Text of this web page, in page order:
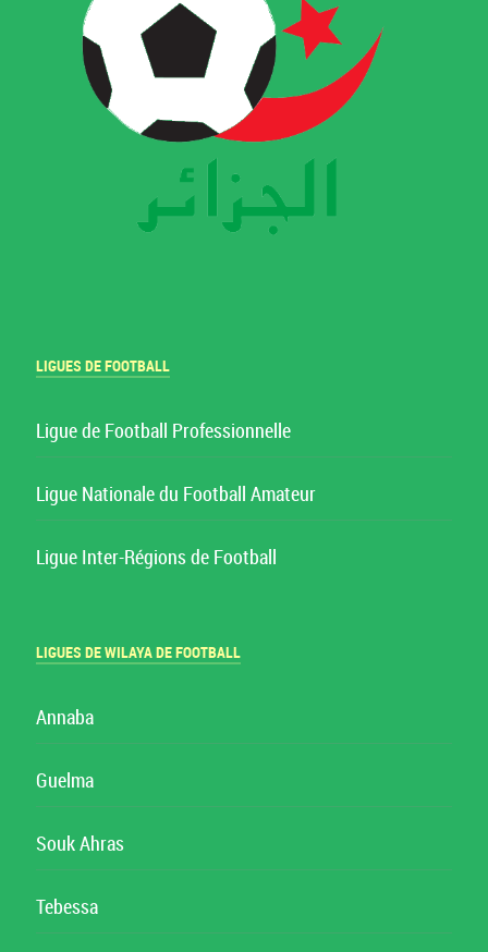
LIGUES DE FOOTBALL
Ligue de Football Professionnelle
Ligue Nationale du Football Amateur
Ligue Inter-Régions de Football
LIGUES DE WILAYA DE FOOTBALL
Annaba
Guelma
Souk Ahras
Tebessa